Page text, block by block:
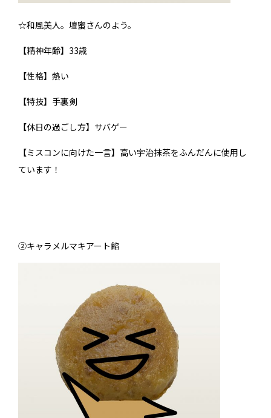
☆和風美人。壇蜜さんのよう。
【精神年齢】33歳
【性格】熱い
【特技】手裏剣
【休日の過ごし方】サバゲー
【ミスコンに向けた一言】高い宇治抹茶をふんだんに使用し
ています！
②キャラメルマキアート餡